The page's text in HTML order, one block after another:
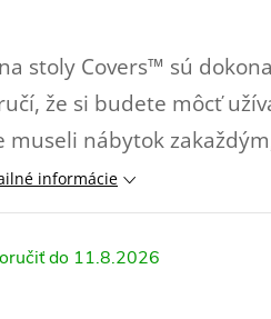
stoly Covers™ sú
že si budete môcť
museli nábytok
informácie
11.8.2026